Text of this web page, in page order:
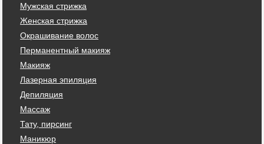
Мужская стрижка
Женская стрижка
Окрашивание волос
Перманентный макияж
Макияж
Лазерная эпиляция
Депиляция
Массаж
Тату, пирсинг
Маникюр